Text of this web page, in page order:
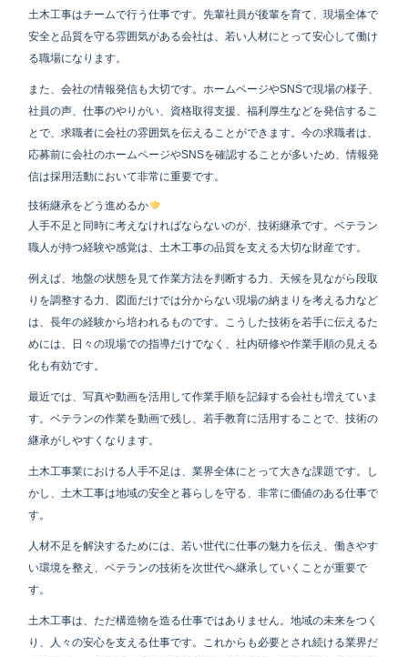
土木工事はチームで行う仕事です。先輩社員が後輩を育て、現場全体で
安全と品質を守る雰囲気がある会社は、若い人材にとって安心して働け
る職場になります。
また、会社の情報発信も大切です。ホームページやSNSで現場の様子、
社員の声、仕事のやりがい、資格取得支援、福利厚生などを発信するこ
とで、求職者に会社の雰囲気を伝えることができます。今の求職者は、
応募前に会社のホームページやSNSを確認することが多いため、情報発
信は採用活動において非常に重要です。
技術継承をどう進めるか
人手不足と同時に考えなければならないのが、技術継承です。ベテラン
職人が持つ経験や感覚は、土木工事の品質を支える大切な財産です。
例えば、地盤の状態を見て作業方法を判断する力、天候を見ながら段取
りを調整する力、図面だけでは分からない現場の納まりを考える力など
は、長年の経験から培われるものです。こうした技術を若手に伝えるた
めには、日々の現場での指導だけでなく、社内研修や作業手順の見える
化も有効です。
最近では、写真や動画を活用して作業手順を記録する会社も増えていま
す。ベテランの作業を動画で残し、若手教育に活用することで、技術の
継承がしやすくなります。
土木工事業における人手不足は、業界全体にとって大きな課題です。し
かし、土木工事は地域の安全と暮らしを守る、非常に価値のある仕事で
す。
人材不足を解決するためには、若い世代に仕事の魅力を伝え、働きやす
い環境を整え、ベテランの技術を次世代へ継承していくことが重要で
す。
土木工事は、ただ構造物を造る仕事ではありません。地域の未来をつく
り、人々の安心を支える仕事です。これからも必要とされ続ける業界だ